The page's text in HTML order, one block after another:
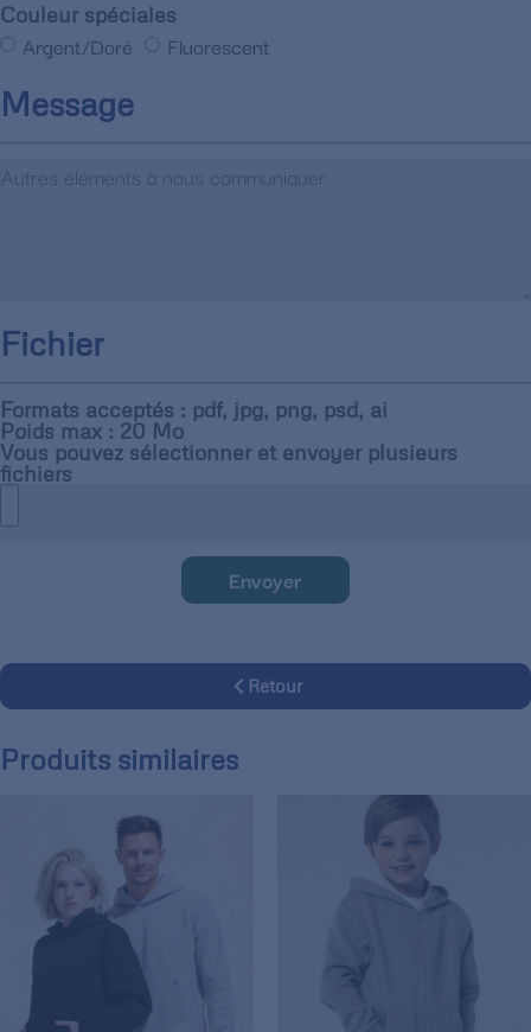
Couleur spéciales
Argent/Doré Fluorescent
Message
Fichier
Formats acceptés : pdf, jpg, png, psd, ai
Poids max : 20 Mo
Vous pouvez sélectionner et envoyer plusieurs
fichiers
Envoyer
Retour
Produits similaires